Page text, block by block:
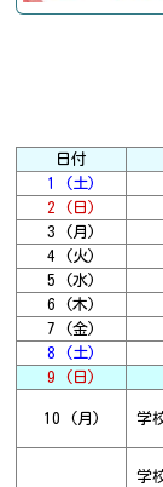
日付
1 (土)
2 (日)
3 (月)
4 (火)
5 (水)
6 (木)
7 (金)
8 (土)
9 (日)
10 (月) 学
学